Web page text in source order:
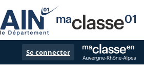
Se connecter